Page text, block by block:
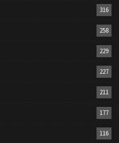
316
258
229
227
211
177
116